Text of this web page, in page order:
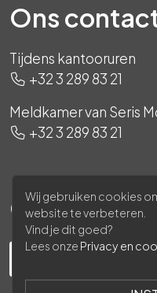
Ons
Tijdens kantooruren
+32 3 289 83 21
Meldkamer van Seris
+32 3 289 83 21
Ons volgen
Wij gebruiken cookies
website te verbeteren.
Vind je dit goed?
Lees onze Privacy en